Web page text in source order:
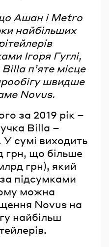
Ашан і Metro
найбільших
Ігоря Гуглі,
п’яте місце
швидше
Novus.
за 2019 рік –
Billa –
сумі виходить
грн, що більше
грн), який
підсумками
можна
Novus на
найбільш